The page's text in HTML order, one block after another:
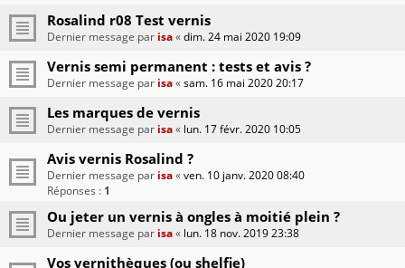
Rosalind r08 Test vernis
Dernier message par isa«dim. 24 mai 2020 19:09
Vernis semi permanent : tests et avis ?
Dernier message par isa«sam. 16 mai 2020 20:17
Les marques de vernis
Dernier message par isa« lun. 17 févr. 2020 10:05
Avis vernis Rosalind ?
Dernier message par isa«ven. 10 janv. 2020 08:40
Réponses : 1
Ou jeter un vernis à ongles à moitié plein ?
Dernier message par isa« lun. 18 nov. 2019 23:38
Vos vernithèques (ou shelfie)